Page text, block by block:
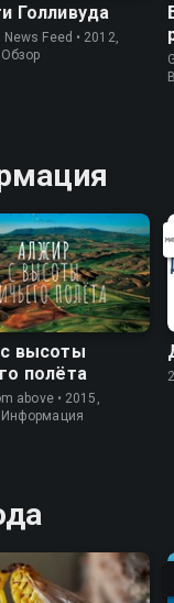
Голливуда
Feed • 2012,
высоты
полёта
above • 2015,